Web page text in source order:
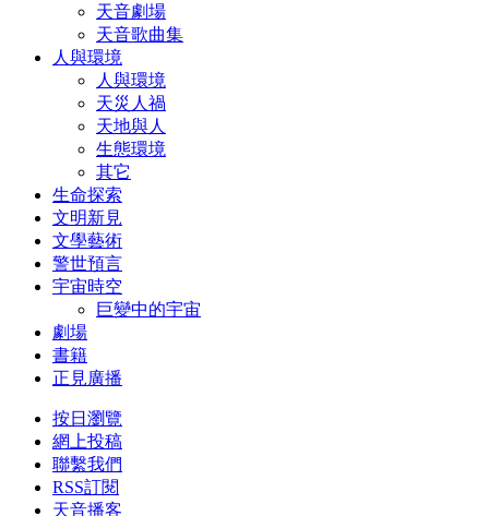
天音劇場
天音歌曲集
人與環境
人與環境
天災人禍
天地與人
生態環境
其它
生命探索
文明新見
文學藝術
警世預言
宇宙時空
巨變中的宇宙
劇場
書籍
正見廣播
按日瀏覽
網上投稿
聯繫我們
RSS訂閱
天音播客